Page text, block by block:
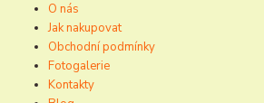
O nás
Jak nakupovat
Obchodní podmínky
Fotogalerie
Kontakty